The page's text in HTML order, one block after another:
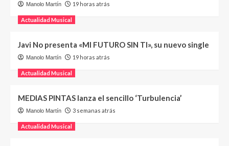
Manolo Martín 19 horas atrás
Actualidad Musical
Javi No presenta «MI FUTURO SIN TI», su nuevo single
Manolo Martín 19 horas atrás
Actualidad Musical
MEDIAS PINTAS lanza el sencillo ‘Turbulencia’
Manolo Martín 3 semanas atrás
Actualidad Musical